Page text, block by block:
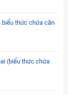
biểu thức chứa căn
(biểu thức chứa